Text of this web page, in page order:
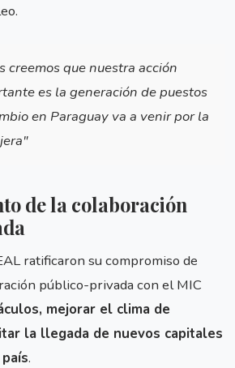
creemos que nuestra acción
es la generación de puestos
en Paraguay va a venir por la
de la colaboración
ratificaron su compromiso de
público-privada con el MIC
mejorar el clima de
la llegada de nuevos capitales
.